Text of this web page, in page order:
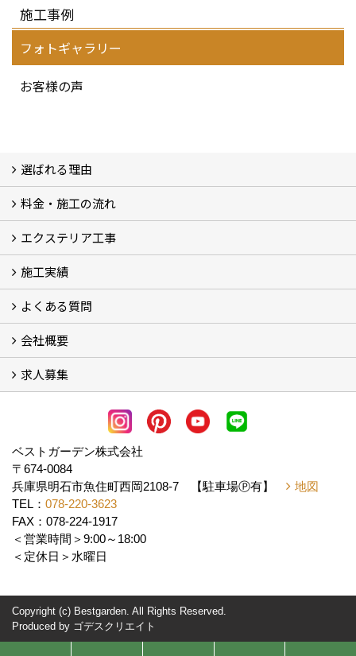
施工事例
フォトギャラリー
お客様の声
選ばれる理由
選ばれる理由
料金・施工の流れ
料金
施工の流れ
エクステリア工事
エクステリア工事
施工実績
フォトギャラリー
メディア紹介・掲載
お客様の声
よくある質問
よくある質問
会社概要
会社概要
アクセス
スタッフ紹介
スタッフブログ
LINE公式アカウント
求人募集
協力業者様・求人募集 (2)
ベストガーデン株式会社
〒674-0084
兵庫県明石市魚住町西岡2108-7 【駐車場Ⓟ有】
地図
TEL： 078-220-3623
FAX：078-224-1917
＜営業時間＞9:00～18:00
＜定休日＞水曜日
Copyright (c) Bestgarden. All Rights Reserved.
Produced by ゴデスクリエイト